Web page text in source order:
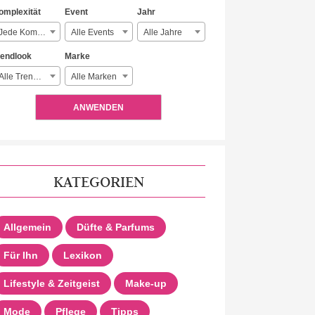
Jede Komplexität
Event
Alle Events
Jahr
Alle Jahre
Alle Trendlooks
Marke
Alle Marken
ANWENDEN
KATEGORIEN
Allgemein Düfte & Parfums
Für Ihn Lexikon
Lifestyle & Zeitgeist Make-up
Mode Pflege Tipps